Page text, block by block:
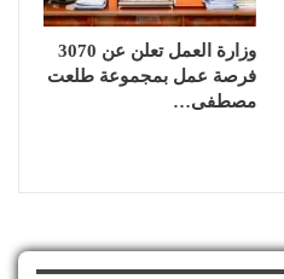
وزارة العمل تعلن عن 3070
فرصة عمل بمجموعة طلعت
مصطفى…